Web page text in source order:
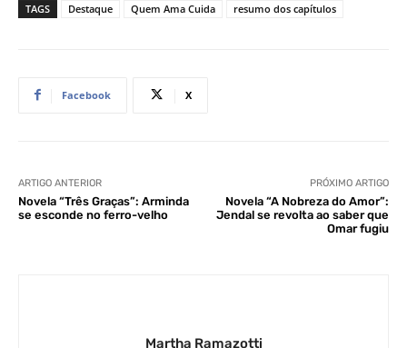
TAGS Destaque Quem Ama Cuida resumo dos capítulos
Facebook X
ARTIGO ANTERIOR
Novela “Três Graças”: Arminda
se esconde no ferro-velho
PRÓXIMO ARTIGO
Novela “A Nobreza do Amor”:
Jendal se revolta ao saber que
Omar fugiu
Martha Ramazotti